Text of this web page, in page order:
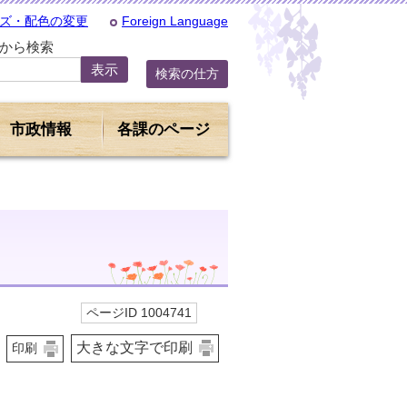
・配色の変更 Foreign Language
ら検索
検索の仕方
市政情報 各課のページ
ページID 1004741
印刷 大きな文字で印刷